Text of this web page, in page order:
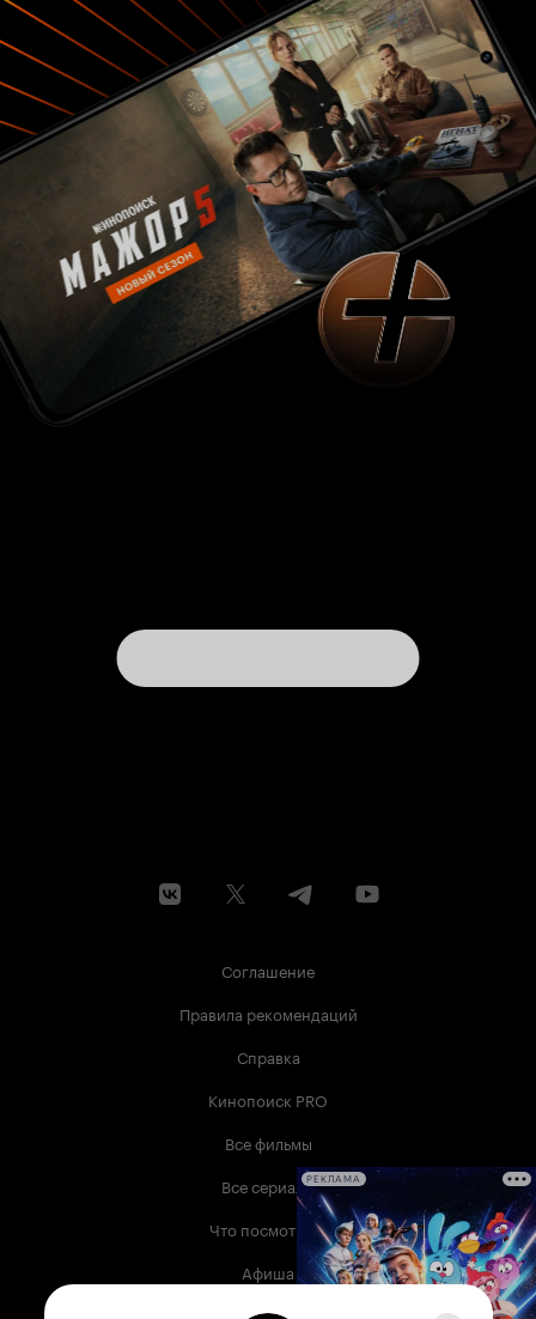
Соглашение
Правила рекомендаций
Справка
Кинопоиск PRO
Все фильмы
Все сериалы
Что посмотреть
Афиша
Музыка
РЕКЛАМА